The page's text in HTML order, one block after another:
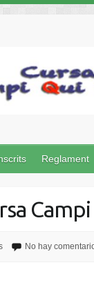
Reglament
No hay